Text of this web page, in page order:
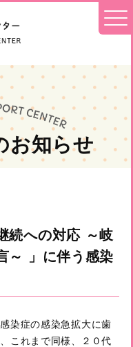
お知らせ
続への対応 ～岐
～ 」に伴う感染
染症の感染急拡大に歯
これまで同様、２０代